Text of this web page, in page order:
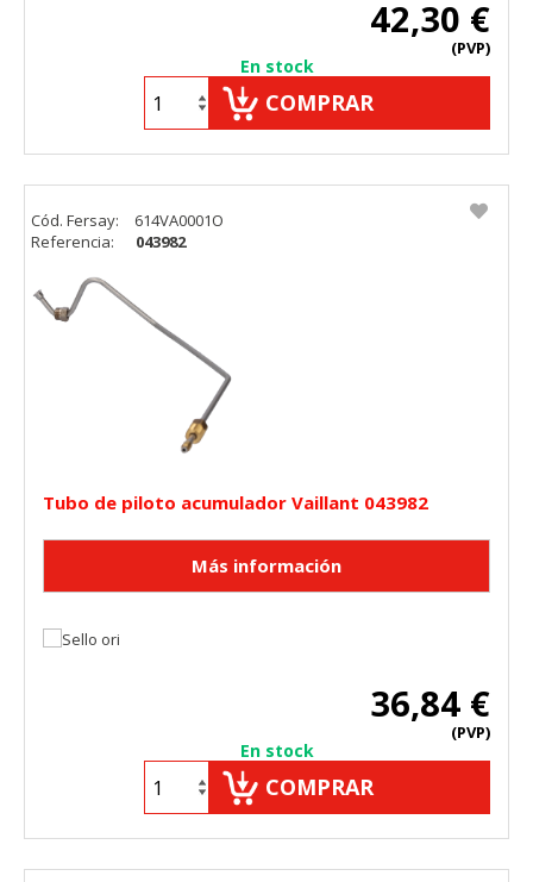
42,30 €
(PVP)
En stock
COMPRAR
Tubo de piloto acumulador Vaillant 043982
36,84 €
(PVP)
En stock
COMPRAR
Cód. Fersay:
614VA0001O
Referencia:
043982